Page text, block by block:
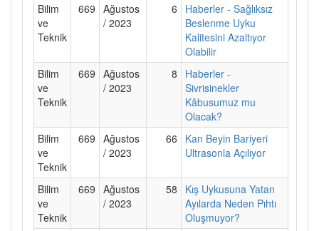
Bilim
ve
Teknik
669 Ağustos
/ 2023
6
Haberler - Sağlıksız
Beslenme Uyku
Kalitesini Azaltıyor
Olabilir
Bilim
ve
Teknik
669 Ağustos
/ 2023
8
Haberler -
Sivrisinekler
Kâbusumuz mu
Olacak?
Bilim
ve
Teknik
669 Ağustos
/ 2023
66
Kan Beyin Bariyeri
Ultrasonla Açılıyor
Bilim
ve
Teknik
669 Ağustos
/ 2023
58
Kış Uykusuna Yatan
Ayılarda Neden Pıhtı
Oluşmuyor?